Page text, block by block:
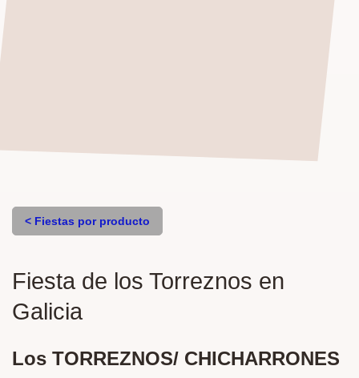
< Fiestas por producto
Fiesta de los Torreznos en
Galicia
Los TORREZNOS/ CHICHARRONES